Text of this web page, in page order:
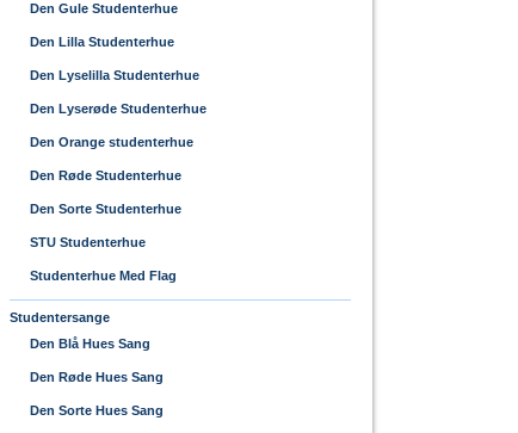
Den Gule Studenterhue
Den Lilla Studenterhue
Den Lyselilla Studenterhue
Den Lyserøde Studenterhue
Den Orange studenterhue
Den Røde Studenterhue
Den Sorte Studenterhue
STU Studenterhue
Studenterhue Med Flag
Studentersange
Den Blå Hues Sang
Den Røde Hues Sang
Den Sorte Hues Sang